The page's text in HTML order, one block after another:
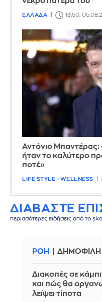
ΕΛΛΑΔΑ 13:50,
Αντόνιο
ήταν το καλύτερο
ποτέ»
LIFE STYLE - WELLNESS
ΔΙΑΒΑΣΤΕ
περισσότερες ειδήσεις από το
ΡΟΗ ΔΗΜΟΦΙΛΗ
Διακοπές σε
και πώς θα
λείψει τίποτα